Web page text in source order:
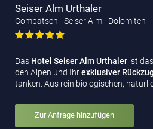
Seiser Alm Urthaler
Compatsch - Seiser Alm - Dolomiten
Das Hotel Seiser Alm Urthaler ist
den Alpen und Ihrexklusiver
tanken. Aus rein biologischen,
Zur Anfrage hinzufügen